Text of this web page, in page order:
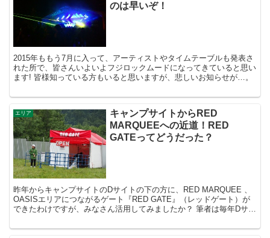
のは早いぞ！
2015年ももう7月に入って、アーティストやタイムテーブルも発表さ
れた所で、皆さんいよいよフジロックムードになってきていると思い
ます! 皆様知っている方もいると思いますが、悲しいお知らせが…。
エリア
キャンプサイトからRED
MARQUEEへの近道！RED
GATEってどうだった？
昨年からキャンプサイトのDサイトの下の方に、RED MARQUEE 、
OASISエリアにつながるゲート『RED GATE』（レッドゲート）が
できたわけですが、みなさん活用してみましたか？ 筆者は毎年Dサイ